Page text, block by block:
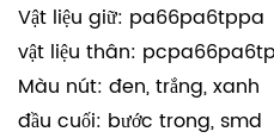
Vật liệu giữ: pa66pa6tppa
vật liệu thân:
Màu nút: đen, trắng, xanh
đầu cuối: bước trong, smd